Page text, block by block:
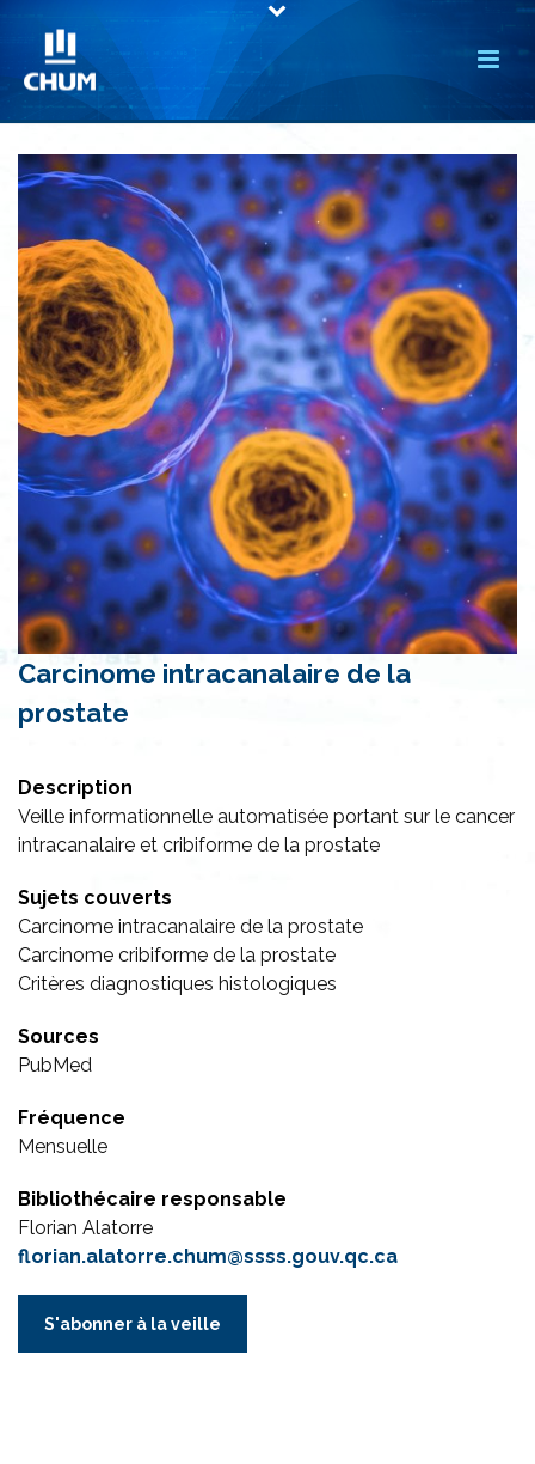
Carcinome intracanalaire de la
prostate
Description
Veille informationnelle automatisée portant sur le cancer
intracanalaire et cribiforme de la prostate
Sujets couverts
Carcinome intracanalaire de la prostate
Carcinome cribiforme de la prostate
Critères diagnostiques histologiques
Sources
PubMed
Fréquence
Mensuelle
Bibliothécaire responsable
Florian Alatorre
florian.alatorre.chum@ssss.gouv.qc.ca
S'abonner à la veille